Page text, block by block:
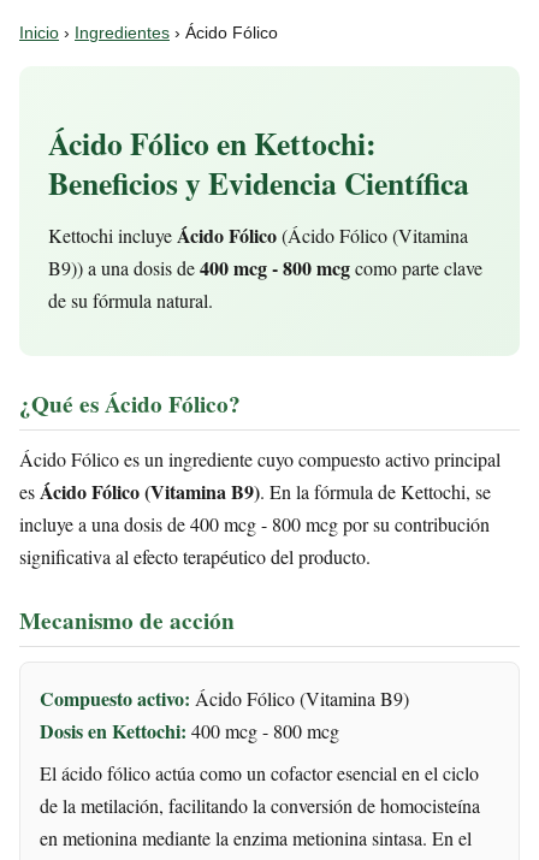
Inicio › Ingredientes › Ácido Fólico
Ácido Fólico en Kettochi:
Beneficios y Evidencia Científica
Kettochi incluyeÁcido Fólico(Ácido Fólico (Vitamina
B9)) a una dosis de400 mcg - 800 mcgcomo parte clave
de su fórmula natural.
¿Qué es Ácido Fólico?
Ácido Fólico es un ingrediente cuyo compuesto activo principal
esÁcido Fólico (Vitamina B9). En la fórmula de Kettochi, se
incluye a una dosis de 400 mcg - 800 mcg por su contribución
significativa al efecto terapéutico del producto.
Mecanismo de acción
Compuesto activo: Ácido Fólico (Vitamina B9)
Dosis en Kettochi: 400 mcg - 800 mcg
El ácido fólico actúa como un cofactor esencial en el ciclo
de la metilación, facilitando la conversión de homocisteína
en metionina mediante la enzima metionina sintasa. En el